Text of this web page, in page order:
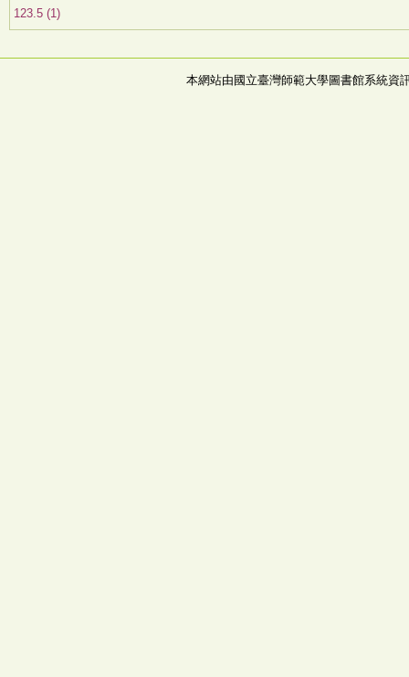
123.5 (1)
本網站由國立臺灣師範大學圖書館系統資